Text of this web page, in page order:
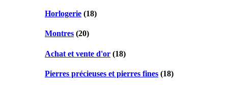
Horlogerie (18)
Montres (20)
Achat et vente d'or (18)
Pierres précieuses et pierres fines (18)